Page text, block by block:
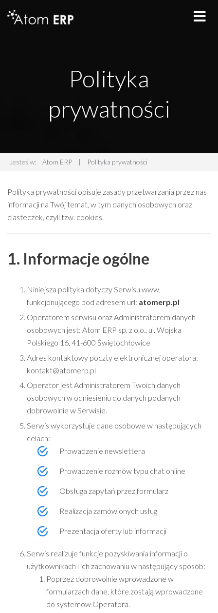
Polityka
prywatności
Jesteś w: Atom ERP | Polityka prywatności
Polityka prywatności opisuje zasady przetwarzania przez nas
informacji na Twój temat, w tym danych osobowych oraz
ciasteczek, czyli tzw. cookies.
1. Informacje ogólne
Niniejsza polityka dotyczy Serwisu www,
funkcjonującego pod adresem url: atomerp.pl
Operatorem serwisu oraz Administratorem danych
osobowych jest: Atom ERP sp. z o.o., ul. Wojska
Polskiego 16, 41-600 Świętochłowice
Adres kontaktowy poczty elektronicznej operatora:
kontakt@atomerp.pl
Operator jest Administratorem Twoich danych
osobowych w odniesieniu do danych podanych
dobrowolnie w Serwisie.
Serwis wykorzystuje dane osobowe w następujących
celach:
Prowadzenie newslettera
Prowadzenie rozmów typu chat online
Obsługa zapytań przez formularz
Realizacja zamówionych usług
Prezentacja oferty lub informacji
Serwis realizuje funkcje pozyskiwania informacji o
użytkownikach i ich zachowaniu w następujący sposób:
Poprzez dobrowolnie wprowadzone w
formularzach dane, które zostają wprowadzone
do systemów Operatora.